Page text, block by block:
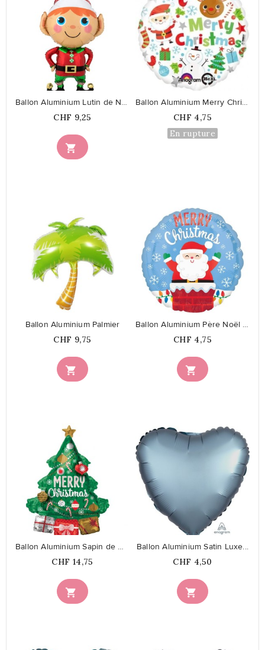

Ballon Aluminium Lutin de Noël
Prix
CHF 9,25
favorite_border
Ballon Aluminium Merry Christmas...
Prix
CHF 4,75
En rupture
favorite_border

Ballon Aluminium Palmier
Prix
CHF 9,75
favorite_border

Ballon Aluminium Père Noël dans...
Prix
CHF 4,75
favorite_border

Ballon Aluminium Sapin de Noël XL
Prix
CHF 14,75
favorite_border

Ballon Aluminium Satin Luxe...
Prix
CHF 4,50